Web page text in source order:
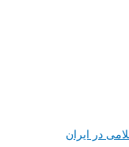
در ایران